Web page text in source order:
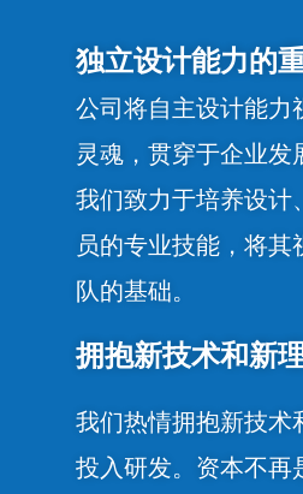
独立设计能力的
公司将自主设计能力
灵魂，贯穿于企业发
我们致力于培养设计
员的专业技能，将其
队的基础。
拥抱新技术和新
我们热情拥抱新技术
投入研发。资本不再